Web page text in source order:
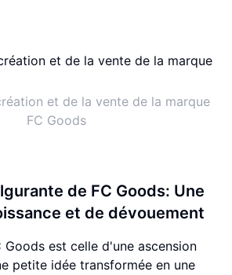
et de la vente de la marque
FC Goods
de FC Goods: Une
et de dévouement
Goods est celle d'une ascension
petite idée transformée en une